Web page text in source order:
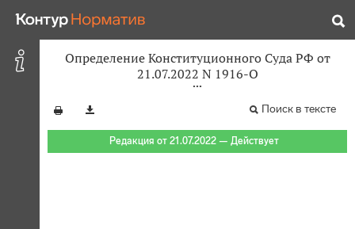
Определение Конституционного Суда РФ от
21.07.2022 N 1916-О
Поиск в тексте
Редакция от 21.07.2022 — Действует